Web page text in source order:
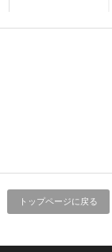
トップページに戻る